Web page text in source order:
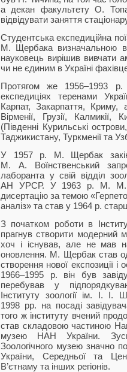
а декан факультету О.
відвідувати заняття
Студентська експедиційна
М. Щербака визначальною в
науковець вирішив вивчати
чи не єдиним в Україні
Протягом же 1956–1993
експедиціях теренами
Карпат, Закарпаття, Криму,
Вірменії, Грузії, Калмикії,
(Південні Курильські
Таджикистану, Туркменії та
У 1957 р. М. Щербак
М. А. Воїнственський
лаборанта у свій відділ
АН УРСР. У 1963 р. М. М.
дисертацію за темою
аналіз» та став у 1964 р.
З початком роботи в
прагнув створити модерний
хоч і існував, але не мав
оновлення. М. Щербак став
створення нової експозиції
1966–1995 р. він був
перебував у
Інституту зоології ім. І.
1998 рр. на посаді
того ж інституту вчений
став складовою частиною
музею НАН України.
Зоологічного музею значно
України, Середньої та
В’єтнаму та інших регіонів.